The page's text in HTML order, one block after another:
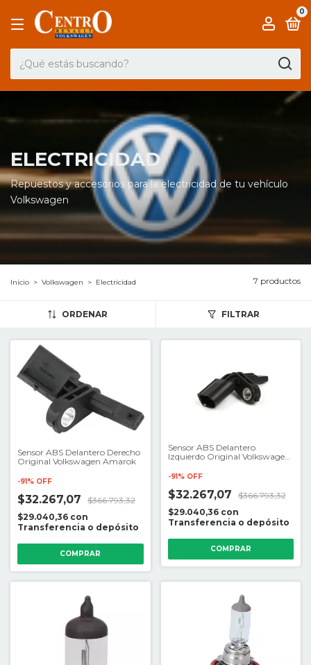
0
ELECTRICIDAD
Repuestos y accesorios para la electricidad de tu vehículo
Volkswagen
Inicio > Volkswagen > Electricidad 7 productos
ORDENAR FILTRAR
Sensor ABS Delantero Derecho
Original Volkswagen Amarok
-91 % OFF
$32.267,07
$366.793,32
$29.040,36 con
Transferencia o depósito
Sensor ABS Delantero
Izquierdo Original Volkswagen
-91 % OFF
$32.267,07
$366.793,32
$29.040,36 con
Transferencia o depósito